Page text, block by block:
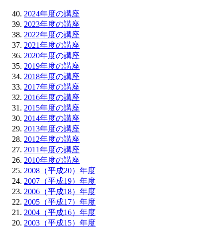
2024年度の講座
2023年度の講座
2022年度の講座
2021年度の講座
2020年度の講座
2019年度の講座
2018年度の講座
2017年度の講座
2016年度の講座
2015年度の講座
2014年度の講座
2013年度の講座
2012年度の講座
2011年度の講座
2010年度の講座
2008（平成20）年度
2007（平成19）年度
2006（平成18）年度
2005（平成17）年度
2004（平成16）年度
2003（平成15）年度